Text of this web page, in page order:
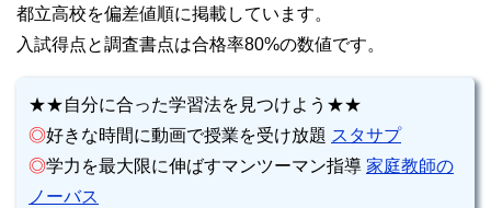
都立高校を偏差値順に掲載しています。
入試得点と調査書点は合格率80%の数値です。
★★自分に合った学習法を見つけよう★★
◎好きな時間に動画で授業を受け放題 スタサプ
◎学力を最大限に伸ばすマンツーマン指導 家庭教師の
ノーバス